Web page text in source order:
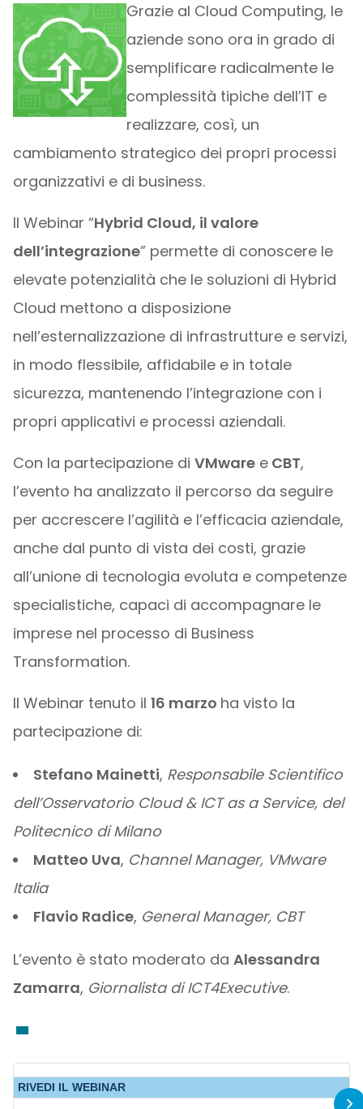
Grazie al Cloud Computing, le
aziende sono ora in grado di
semplificare radicalmente le
complessità tipiche dell’IT e
realizzare, così, un
cambiamento strategico dei propri processi
organizzativi e di business.
Il Webinar “Hybrid Cloud, il valore
dell’integrazione” permette di conoscere le
elevate potenzialità che le soluzioni di Hybrid
Cloud mettono a disposizione
nell’esternalizzazione di infrastrutture e servizi,
in modo flessibile, affidabile e in totale
sicurezza, mantenendo l’integrazione con i
propri applicativi e processi aziendali.
Con la partecipazione di VMwareeCBT,
l’evento ha analizzato il percorso da seguire
per accrescere l’agilità e l’efficacia aziendale,
anche dal punto di vista dei costi, grazie
all’unione di tecnologia evoluta e competenze
specialistiche, capaci di accompagnare le
imprese nel processo di Business
Transformation.
Il Webinar tenuto il 16 marzo ha visto la
partecipazione di:
Stefano Mainetti, Responsabile Scientifico
dell’Osservatorio Cloud & ICT as a Service, del
Politecnico di Milano
Matteo Uva, Channel Manager, VMware
Italia
Flavio Radice, General Manager, CBT
L’evento è stato moderato da Alessandra
Zamarra, Giornalista di ICT4Executive.
RIVEDI IL WEBINAR